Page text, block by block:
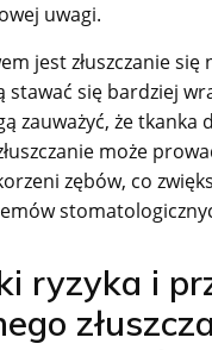
uwagi.
jest złuszczanie się
stawać się bardziej
zauważyć, że tkanka
może
zębów, co
ryzyka i